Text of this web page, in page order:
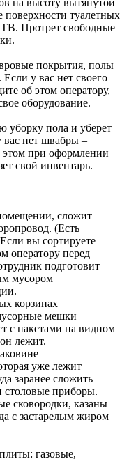
на высоту вытянутой
туалетных
Протрет свободные
покрытия, полы
у вас нет своего
об этом оператору,
оборудование.
уборку пола и уберет
вас нет швабры –
этом при оформлении
свой инвентарь.
сложит
(Есть
вы сортируете
оператору перед
подготовит
мусором
корзинах
мешки
с пакетами на видном
лежит.
уже лежит
заранее сложить
столовые приборы.
сковородки, казаны
с застарелым жиром
газовые,